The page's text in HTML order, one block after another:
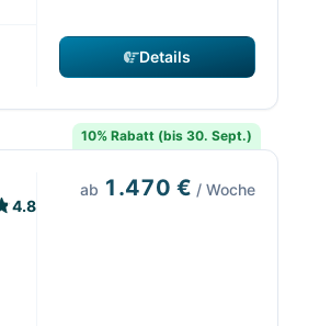
Details
10% Rabatt (bis 30. Sept.)
4.8
ab 1.470 € / Woche